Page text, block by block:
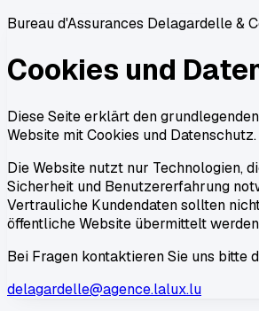
Bureau d'Assurances Delagardelle &
Cookies und
Diese Seite erklärt den
Website mit Cookies und Datenschutz.
Die Website nutzt nur Technologien,
Sicherheit und Benutzererfahrung
Vertrauliche Kundendaten sollten
öffentliche Website übermittelt
Bei Fragen kontaktieren Sie uns bitte
delagardelle@agence.lalux.lu